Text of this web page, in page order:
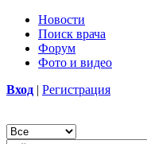
Новости
Поиск врача
Форум
Фото и видео
Вход | Регистрация